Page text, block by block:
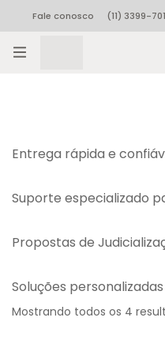
Fale conosco (11) 3399-
Entrega rápida e
Suporte especializado
Propostas de
Soluções
Mostrando todos os 4